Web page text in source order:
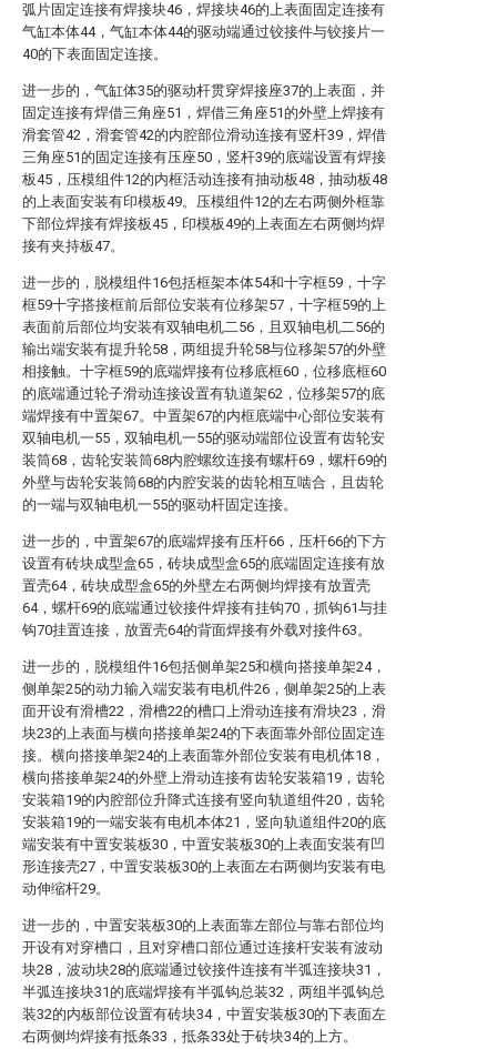
弧片固定连接有焊接块46，焊接块46的上表面固定连接有
气缸本体44，气缸本体44的驱动端通过铰接件与铰接片一
40的下表面固定连接。
进一步的，气缸体35的驱动杆贯穿焊接座37的上表面，并
固定连接有焊借三角座51，焊借三角座51的外壁上焊接有
滑套管42，滑套管42的内腔部位滑动连接有竖杆39，焊借
三角座51的固定连接有压座50，竖杆39的底端设置有焊接
板45，压模组件12的内框活动连接有抽动板48，抽动板48
的上表面安装有印模板49。压模组件12的左右两侧外框靠
下部位焊接有焊接板45，印模板49的上表面左右两侧均焊
接有夹持板47。
进一步的，脱模组件16包括框架本体54和十字框59，十字
框59十字搭接框前后部位安装有位移架57，十字框59的上
表面前后部位均安装有双轴电机二56，且双轴电机二56的
输出端安装有提升轮58，两组提升轮58与位移架57的外壁
相接触。十字框59的底端焊接有位移底框60，位移底框60
的底端通过轮子滑动连接设置有轨道架62，位移架57的底
端焊接有中置架67。中置架67的内框底端中心部位安装有
双轴电机一55，双轴电机一55的驱动端部位设置有齿轮安
装筒68，齿轮安装筒68内腔螺纹连接有螺杆69，螺杆69的
外壁与齿轮安装筒68的内腔安装的齿轮相互啮合，且齿轮
的一端与双轴电机一55的驱动杆固定连接。
进一步的，中置架67的底端焊接有压杆66，压杆66的下方
设置有砖块成型盒65，砖块成型盒65的底端固定连接有放
置壳64，砖块成型盒65的外壁左右两侧均焊接有放置壳
64，螺杆69的底端通过铰接件焊接有挂钩70，抓钩61与挂
钩70挂置连接，放置壳64的背面焊接有外载对接件63。
进一步的，脱模组件16包括侧单架25和横向搭接单架24，
侧单架25的动力输入端安装有电机件26，侧单架25的上表
面开设有滑槽22，滑槽22的槽口上滑动连接有滑块23，滑
块23的上表面与横向搭接单架24的下表面靠外部位固定连
接。横向搭接单架24的上表面靠外部位安装有电机体18，
横向搭接单架24的外壁上滑动连接有齿轮安装箱19，齿轮
安装箱19的内腔部位升降式连接有竖向轨道组件20，齿轮
安装箱19的一端安装有电机本体21，竖向轨道组件20的底
端安装有中置安装板30，中置安装板30的上表面安装有凹
形连接壳27，中置安装板30的上表面左右两侧均安装有电
动伸缩杆29。
进一步的，中置安装板30的上表面靠左部位与靠右部位均
开设有对穿槽口，且对穿槽口部位通过连接杆安装有波动
块28，波动块28的底端通过铰接件连接有半弧连接块31，
半弧连接块31的底端焊接有半弧钩总装32，两组半弧钩总
装32的内板部位设置有砖块34，中置安装板30的下表面左
右两侧均焊接有抵条33，抵条33处于砖块34的上方。